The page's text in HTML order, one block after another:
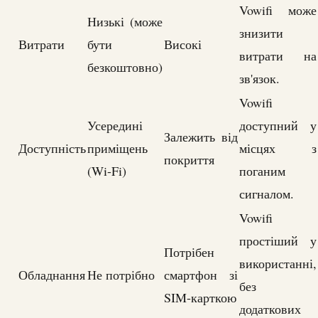
Витрати
Низькі (може
бути
безкоштовно)
Високі
Vowifi може
знизити
витрати на
зв'язок.
Доступність
Усередині
приміщень
(Wi-Fi)
Залежить від
покриття
Vowifi
доступний у
місцях з
поганим
сигналом.
ОбладнанняНе потрібно
Потрібен
смартфон зі
SIM-карткою
Vowifi
простіший у
використанні,
без
додаткових